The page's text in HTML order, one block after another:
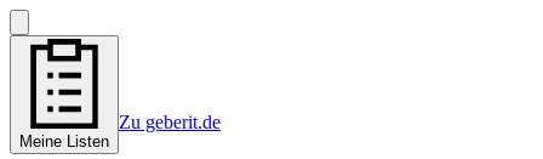
Meine Listen
Zu geberit.de